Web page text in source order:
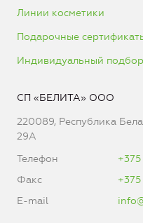
Линии косметики
Подарочные
Индивидуальный подбор
СП «БЕЛИТА» ООО
220089, Республика
29А
Телефон
Факс
E-mail